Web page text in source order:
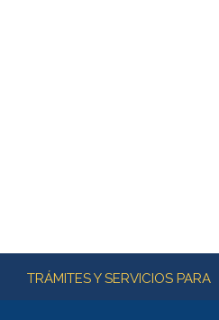
Más información
TRÁMITES Y SERVICIOS PARA